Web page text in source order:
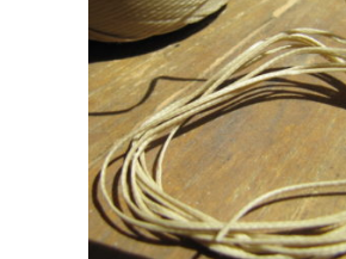
LIRE LA SUITE